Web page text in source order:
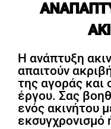
Η ανάπτυξη
απαιτούν
της αγοράς και
έργου. Σας
ενός ακινήτου